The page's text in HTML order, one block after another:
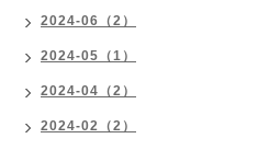
2024-06（2）
2024-05（1）
2024-04（2）
2024-02（2）